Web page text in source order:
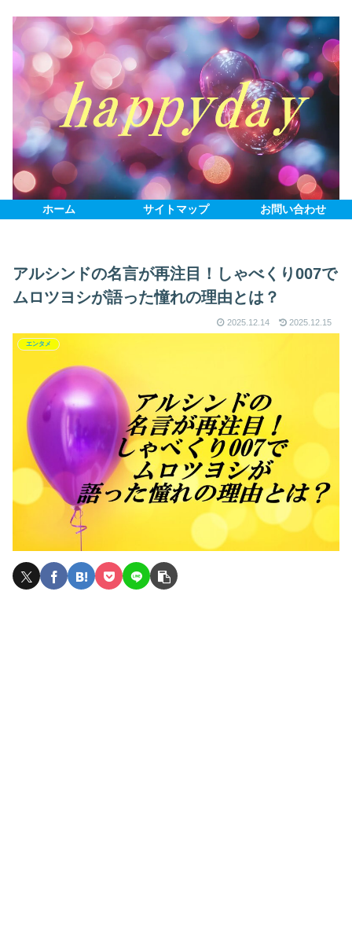
ホーム サイトマップ お問い合わせ
アルシンドの名言が再注目！しゃべくり007で
ムロツヨシが語った憧れの理由とは？
2025.12.14 2025.12.15
エンタメ